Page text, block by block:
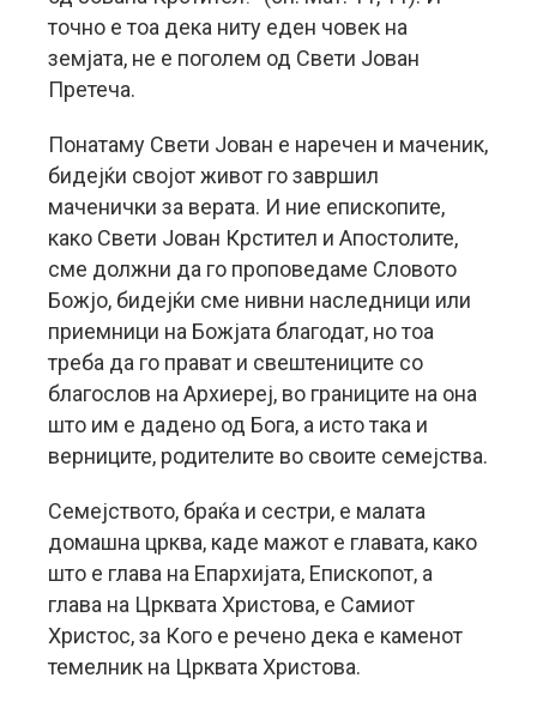
точно е тоа дека ниту еден човек на
земјата, не е поголем од Свети Јован
Претеча.
Понатаму Свети Јован е наречен и маченик,
бидејќи својот живот го завршил
маченички за верата. И ние епископите,
како Свети Јован Крстител и Апостолите,
сме должни да го проповедаме Словото
Божјо, бидејќи сме нивни наследници или
приемници на Божјата благодат, но тоа
треба да го прават и свештениците со
благослов на Архиереј, во границите на она
што им е дадено од Бога, а исто така и
верниците, родителите во своите семејства.
Семејството, браќа и сестри, е малата
домашна црква, каде мажот е главата, како
што е глава на Епархијата, Епископот, а
глава на Црквата Христова, е Самиот
Христос, за Кого е речено дека е каменот
темелник на Црквата Христова.